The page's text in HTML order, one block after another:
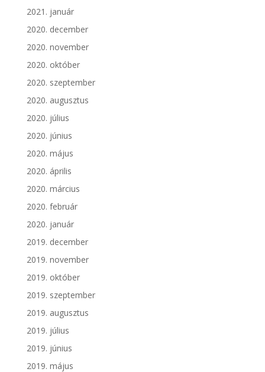
2021. január
2020. december
2020. november
2020. október
2020. szeptember
2020. augusztus
2020. július
2020. június
2020. május
2020. április
2020. március
2020. február
2020. január
2019. december
2019. november
2019. október
2019. szeptember
2019. augusztus
2019. július
2019. június
2019. május